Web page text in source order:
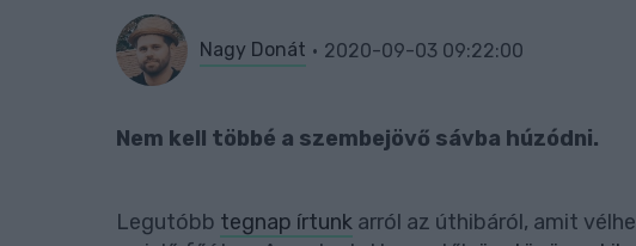
Nagy Donát 2020-09-03 09:22:00
Nem kell többé a szembejövő sávba húzódni.
Legutóbb tegnap írtunk arról az úthibáról, amit